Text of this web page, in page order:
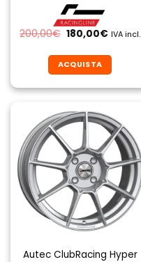
200,00€ Il
prezzo
era:
200,00€.
180,00€Il
è:
180,00€.
IVA incl.
ACQUISTA
prodotto
ha
più
varianti.
Le
opzioni
possono
essere
scelte
nella
del
Autec ClubRacing Hyper